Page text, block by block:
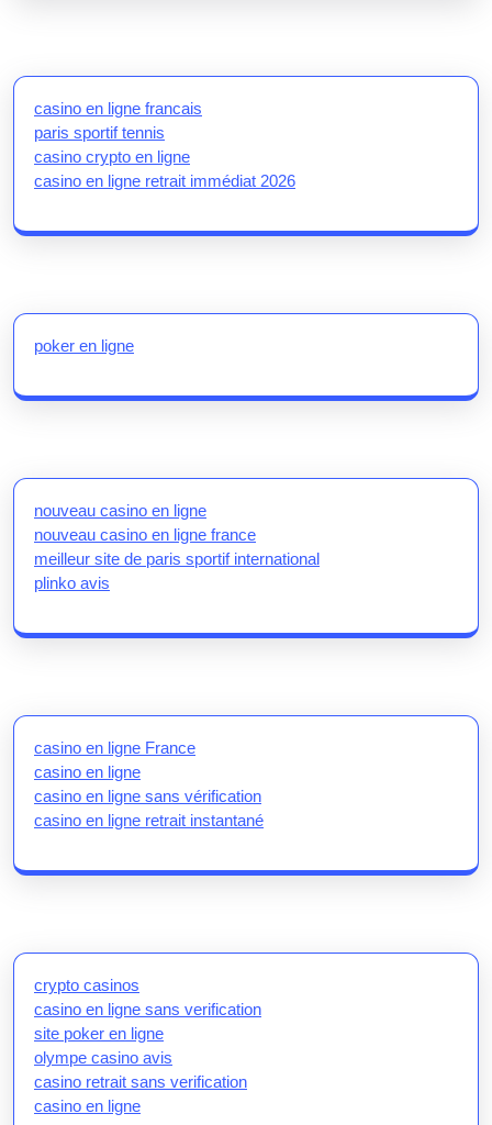
casino en ligne francais
paris sportif tennis
casino crypto en ligne
casino en ligne retrait immédiat 2026
poker en ligne
nouveau casino en ligne
nouveau casino en ligne france
meilleur site de paris sportif international
plinko avis
casino en ligne France
casino en ligne
casino en ligne sans vérification
casino en ligne retrait instantané
crypto casinos
casino en ligne sans verification
site poker en ligne
olympe casino avis
casino retrait sans verification
casino en ligne